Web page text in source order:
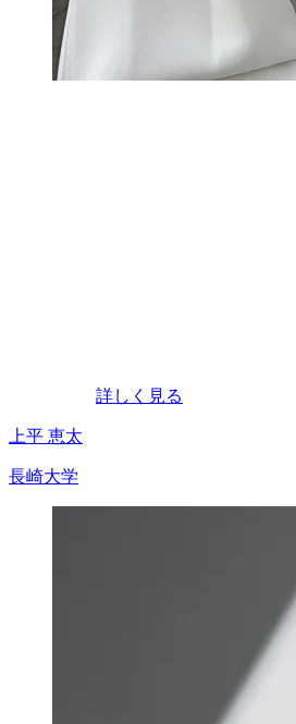
詳しく見る
上平 恵太
長崎大学